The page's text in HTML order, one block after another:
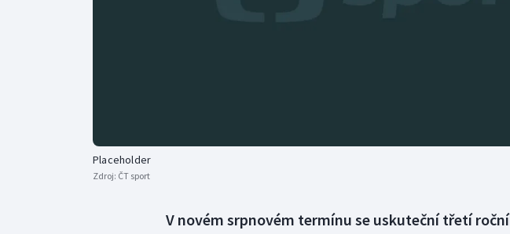
Placeholder
Zdroj: ČT sport
V novém srpnovém termínu se uskuteční třetí